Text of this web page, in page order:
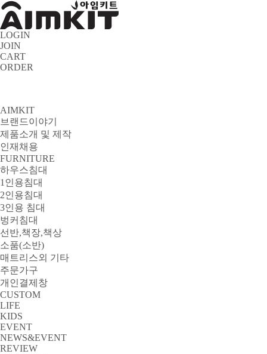
LOGIN
JOIN
CART
ORDER
AIMKIT
브랜드이야기
제품소개 및 제작
인재채용
FURNITURE
하우스침대
1인용침대
2인용침대
3인용 침대
벙커침대
선반,책장,책상
소품(소반)
매트리스외 기타
주문가구
개인결제창
CUSTOM
LIFE
KIDS
EVENT
NEWS&EVENT
REVIEW